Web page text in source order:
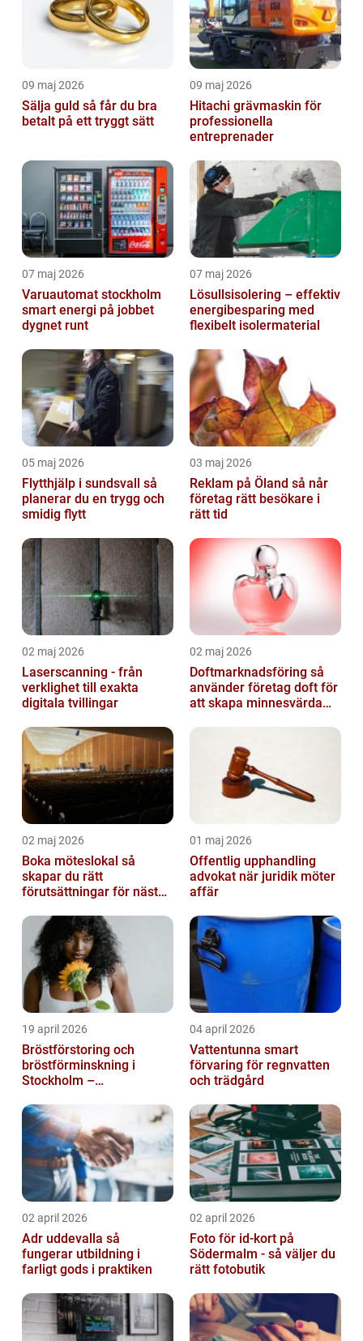
09 maj 2026
Sälja guld så får du bra
betalt på ett tryggt sätt
09 maj 2026
Hitachi grävmaskin för
professionella
entreprenader
07 maj 2026
Varuautomat stockholm
smart energi på jobbet
dygnet runt
07 maj 2026
Lösullsisolering – effektiv
energibesparing med
flexibelt isolermaterial
05 maj 2026
Flytthjälp i sundsvall så
planerar du en trygg och
smidig flytt
03 maj 2026
Reklam på Öland så når
företag rätt besökare i
rätt tid
02 maj 2026
Laserscanning - från
verklighet till exakta
digitala tvillingar
02 maj 2026
Doftmarknadsföring så
använder företag doft för
att skapa minnesvärda
02 maj 2026
Boka möteslokal så
skapar du rätt
förutsättningar för nästa
01 maj 2026
Offentlig upphandling
advokat när juridik möter
affär
19 april 2026
Bröstförstoring och
bröstförminskning i
Stockholm –
04 april 2026
Vattentunna smart
förvaring för regnvatten
och trädgård
02 april 2026
Adr uddevalla så
fungerar utbildning i
farligt gods i praktiken
02 april 2026
Foto för id-kort på
Södermalm - så väljer du
rätt fotobutik